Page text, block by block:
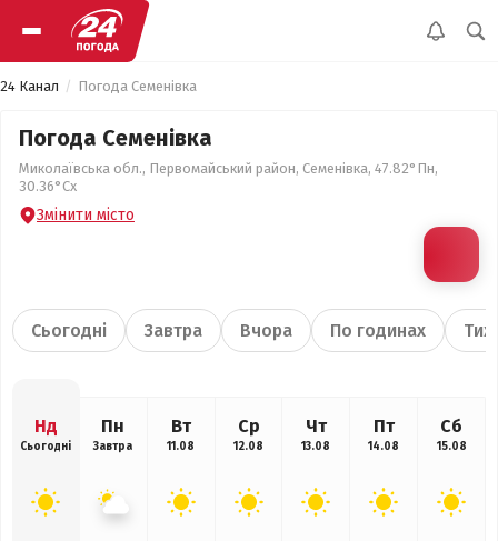
24 Канал Погода Семенівка
Погода Семенівка
Миколаївська обл., Первомайський район, Семенівка, 47.82°Пн,
30.36°Сх
Змінити місто
Сьогодні Завтра Вчора По годинах
Нд
Сьогодні
Пн
Завтра
Вт
11.08
Ср
12.08
Чт
13.08
Пт
14.08
Сб
15.08